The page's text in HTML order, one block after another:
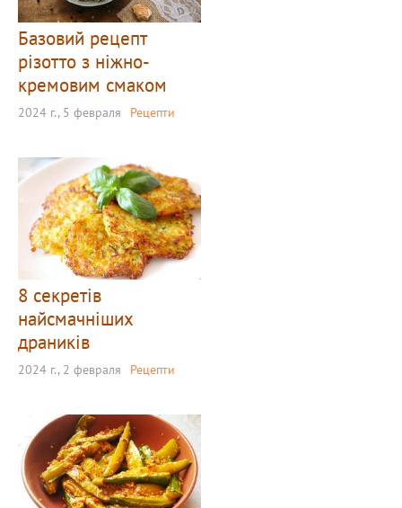
Базовий рецепт
різотто з ніжно-
кремовим смаком
2024 г., 5 февраля Рецепти
8 секретів
найсмачніших
драників
2024 г., 2 февраля Рецепти